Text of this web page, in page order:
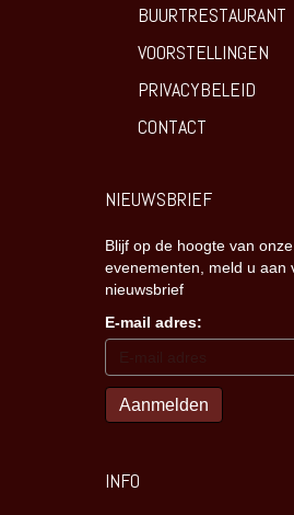
BUURTRESTAURANT
VOORSTELLINGEN
PRIVACYBELEID
CONTACT
NIEUWSBRIEF
Blijf op de hoogte van onze
evenementen, meld u aan
nieuwsbrief
E-mail adres:
INFO